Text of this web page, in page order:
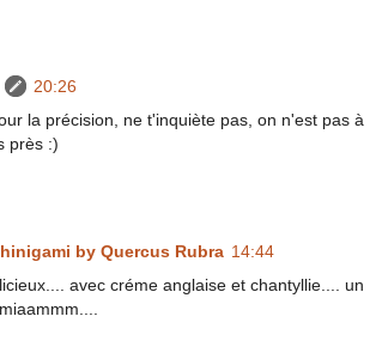
20:26
la précision, ne t'inquiète pas, on n'est pas à
près :)
by Quercus Rubra 14:44
avec créme anglaise et chantyllie.... un